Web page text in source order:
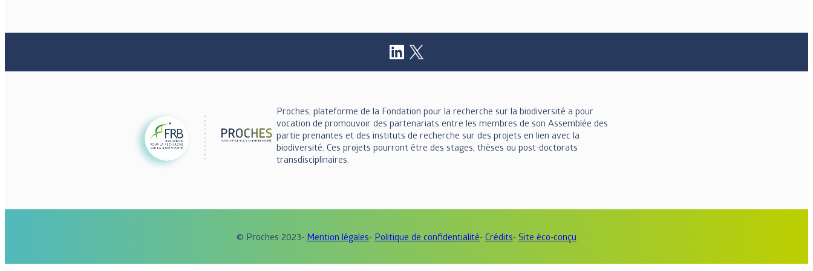
LinkedIn
X
Proches, plateforme de la Fondation pour la recherche sur la biodiversité a pour
vocation de promouvoir des partenariats entre les membres de son Assemblée des
partie prenantes et des instituts de recherche sur des projets en lien avec la
biodiversité. Ces projets pourront être des stages, thèses ou post-doctorats
transdisciplinaires.
© Proches 2023 Mention légales Politique de confidentialité Crédits Site éco-conçu